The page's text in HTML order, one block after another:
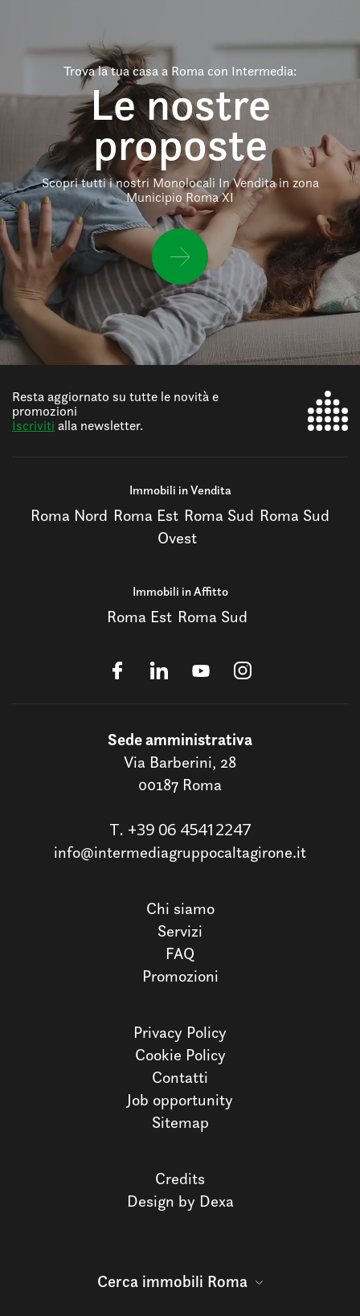
Trova la tua casa a Roma con Intermedia:
Le nostre
proposte
Scopri tutti i nostri Monolocali In Vendita in zona
Municipio Roma XI
Resta aggiornato su tutte le novità e
promozioni
Iscriviti alla newsletter.
Immobili in Vendita
Roma Nord Roma Est Roma Sud Roma Sud
Ovest
Immobili in Affitto
Roma Est Roma Sud
Sede amministrativa
Via Barberini, 28
00187 Roma
T. +39 06 45412247
info@intermediagruppocaltagirone.it
Chi siamo
Servizi
FAQ
Promozioni
Privacy Policy
Cookie Policy
Contatti
Job opportunity
Sitemap
Credits
Design by Dexa
Cerca immobili Roma